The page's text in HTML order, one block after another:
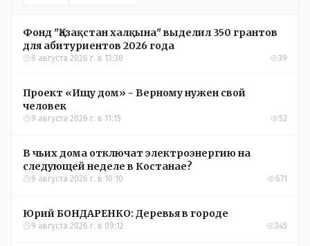
Фонд "Қазақстан халқына" выделил 350 грантов
для абитуриентов 2026 года
9 августа 2026 г. в 13:38 39
Проект «Ищу дом» - Верному нужен свой
человек
9 августа 2026 г. в 11:15 52
В чьих дома отключат электроэнергию на
следующей неделе в Костанае?
9 августа 2026 г. в 10:10 671
Юрий БОНДАРЕНКО: Деревья в городе
9 августа 2026 г. в 09:12 345